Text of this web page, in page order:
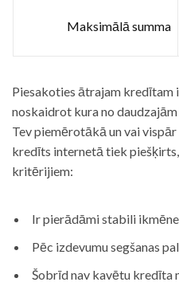
Maksimālā summa
Piesakoties ātrajam kredītam
noskaidrot kura no
Tev piemērotākā un vai
kredīts internetā tiek
kritērijiem:
Ir pierādāmi stabili
Pēc izdevumu segšanas
Šobrīd nav kavētu kredīta